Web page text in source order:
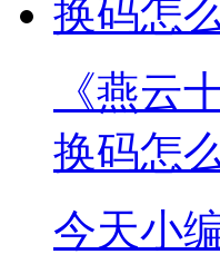
《燕云
换码怎
今天小